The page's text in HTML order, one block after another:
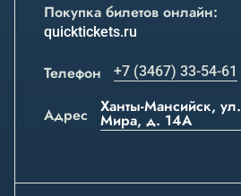
Покупка билетов онлайн:
quicktickets.ru
Телефон +7 (3467) 33-54-61
Адрес Ханты-Мансийск, ул.
Мира, д. 14А